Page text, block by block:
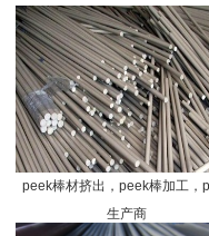
peek棒材挤出，peek棒加工，
生产商